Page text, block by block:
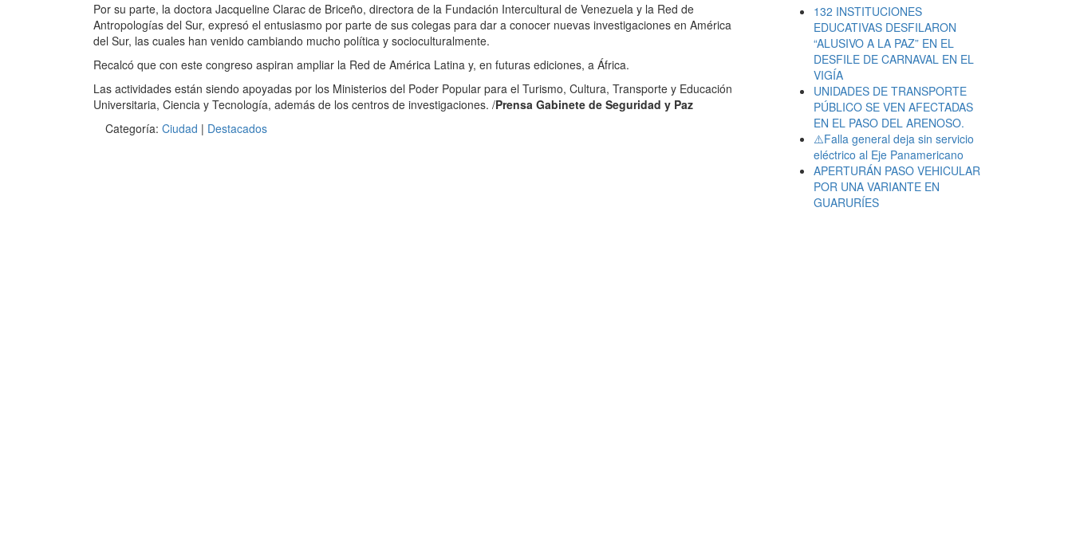
Por su parte, la doctora Jacqueline Clarac de Briceño, directora de la Fundación Intercultural de Venezuela y la Red de
Antropologías del Sur, expresó el entusiasmo por parte de sus colegas para dar a conocer nuevas investigaciones en América
del Sur, las cuales han venido cambiando mucho política y socioculturalmente.
Recalcó que con este congreso aspiran ampliar la Red de América Latina y, en futuras ediciones, a África.
Las actividades están siendo apoyadas por los Ministerios del Poder Popular para el Turismo, Cultura, Transporte y Educación
Universitaria, Ciencia y Tecnología, además de los centros de investigaciones. /Prensa Gabinete de Seguridad y Paz
Categoría: Ciudad | Destacados
132 INSTITUCIONES
EDUCATIVAS DESFILARON
“ALUSIVO A LA PAZ” EN EL
DESFILE DE CARNAVAL EN EL
VIGÍA
UNIDADES DE TRANSPORTE
PÚBLICO SE VEN AFECTADAS
EN EL PASO DEL ARENOSO.
⚠️Falla general deja sin servicio
eléctrico al Eje Panamericano
APERTURÁN PASO VEHICULAR
POR UNA VARIANTE EN
GUARURÍES